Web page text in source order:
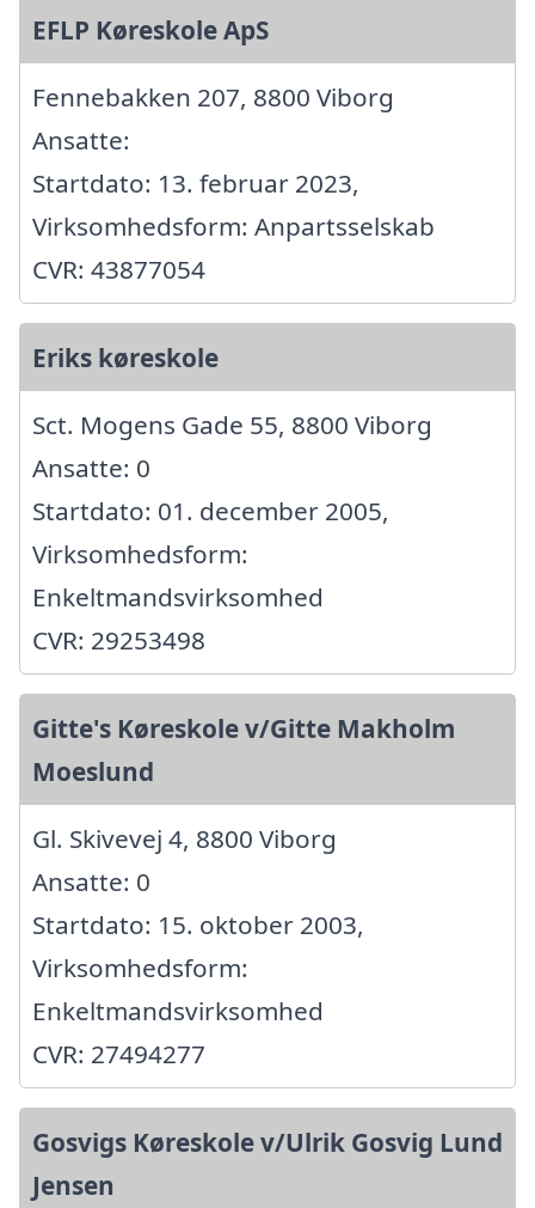
EFLP Køreskole ApS
Fennebakken 207, 8800 Viborg
Ansatte:
Startdato: 13. februar 2023,
Virksomhedsform: Anpartsselskab
CVR: 43877054
Eriks køreskole
Sct. Mogens Gade 55, 8800 Viborg
Ansatte: 0
Startdato: 01. december 2005,
Virksomhedsform:
Enkeltmandsvirksomhed
CVR: 29253498
Gitte's Køreskole v/Gitte Makholm
Moeslund
Gl. Skivevej 4, 8800 Viborg
Ansatte: 0
Startdato: 15. oktober 2003,
Virksomhedsform:
Enkeltmandsvirksomhed
CVR: 27494277
Gosvigs Køreskole v/Ulrik Gosvig Lund
Jensen